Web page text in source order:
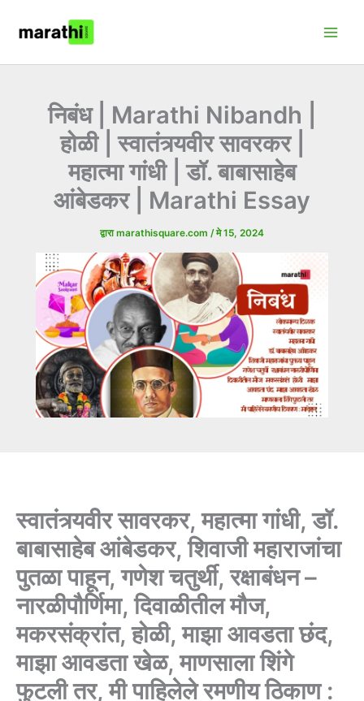
निबंध | Marathi Nibandh |
होळी | स्वातंत्र्यवीर सावरकर |
महात्मा गांधी | डॉ. बाबासाहेब
आंबेडकर | Marathi Essay
द्वारा marathisquare.com /मे 15, 2024
स्वातंत्र्यवीर सावरकर, महात्मा गांधी, डॉ.
बाबासाहेब आंबेडकर, शिवाजी महाराजांचा
पुतळा पाहून, गणेश चतुर्थी, रक्षाबंधन –
नारळीपौर्णिमा, दिवाळीतील मौज,
मकरसंक्रांत, होळी, माझा आवडता छंद,
माझा आवडता खेळ, माणसाला शिंगे
फुटली तर, मी पाहिलेले रमणीय ठिकाण :
Marathi
|
होळी
|
स्वातंत्र्यवीर
सावरकर
|
डॉ.
बाबासाहेब
आंबेडकर
|
Marathi
Essay